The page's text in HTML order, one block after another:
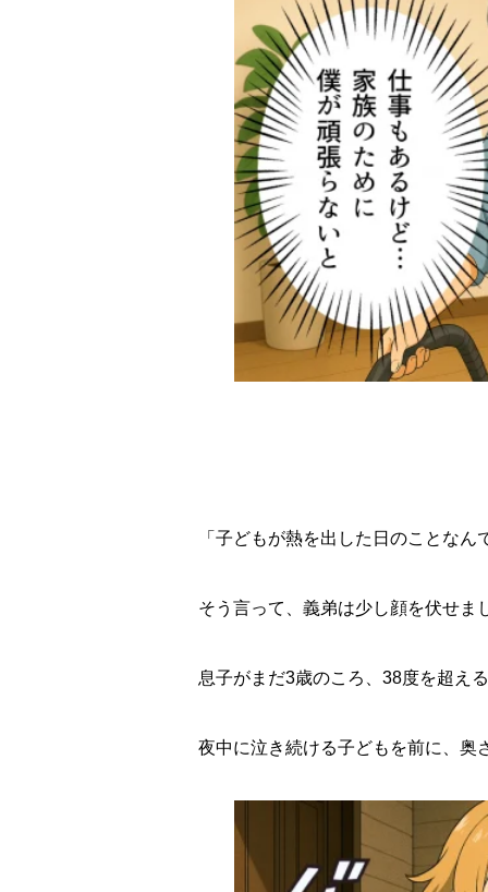
「子どもが熱を出した日のことなん
そう言って、義弟は少し顔を伏せま
息子がまだ3歳のころ、38度を超え
夜中に泣き続ける子どもを前に、奥